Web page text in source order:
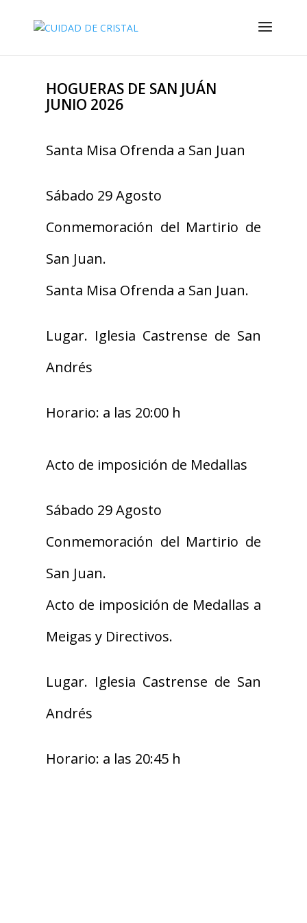
HOGUERAS DE SAN JUÁN
JUNIO 2026
Santa Misa Ofrenda a San Juan
Sábado 29 Agosto
Conmemoración del Martirio de
San Juan.
Santa Misa Ofrenda a San Juan.
Lugar. Iglesia Castrense de San
Andrés
Horario: a las 20:00 h
Acto de imposición de Medallas
Sábado 29 Agosto
Conmemoración del Martirio de
San Juan.
Acto de imposición de Medallas a
Meigas y Directivos.
Lugar. Iglesia Castrense de San
Andrés
Horario: a las 20:45 h